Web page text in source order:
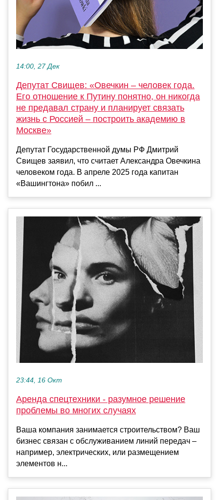
14:00, 27 Дек
Депутат Свищев: «Овечкин – человек года.
Его отношение к Путину понятно, он никогда
не предавал страну и планирует связать
жизнь с Россией – построить академию в
Москве»
Депутат Государственной думы РФ Дмитрий
Свищев заявил, что считает Александра Овечкина
человеком года. В апреле 2025 года капитан
«Вашингтона» побил ...
23:44, 16 Окт
Аренда спецтехники - разумное решение
проблемы во многих случаях
Ваша компания занимается строительством? Ваш
бизнес связан с обслуживанием линий передач –
например, электрических, или размещением
элементов н...